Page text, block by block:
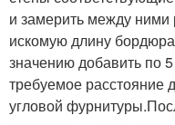
и замерить между ними
искомую длину
значению добавить по
требуемое расстояние
угловой